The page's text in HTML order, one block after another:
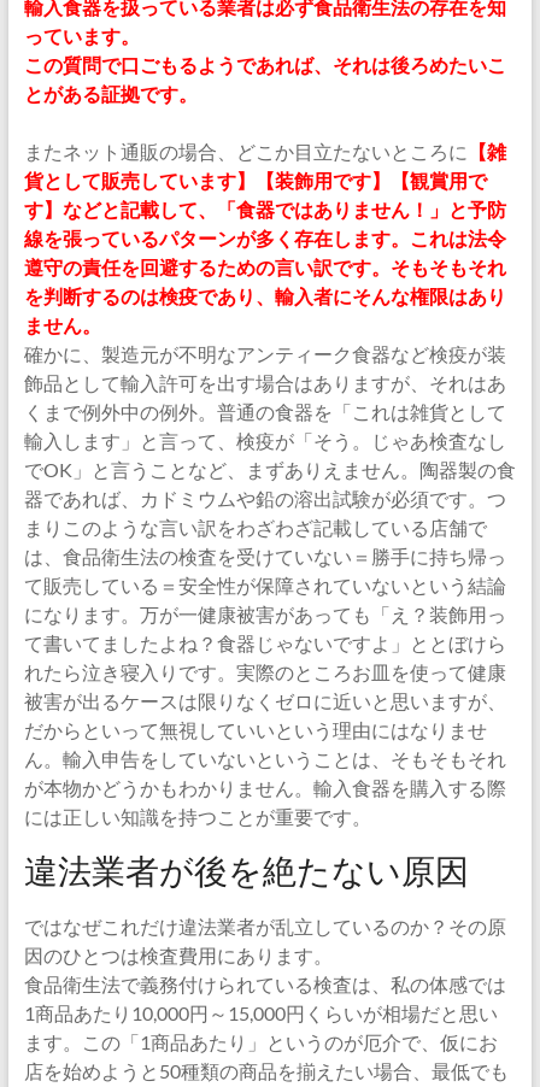
輸入食器を扱っている業者は必ず食品衛生法の存在を知
っています。
この質問で口ごもるようであれば、それは後ろめたいこ
とがある証拠です。
またネット通販の場合、どこか目立たないところに 【雑
貨として販売しています】【装飾用です】【観賞用で
す】などと記載して、「食器ではありません！」と予防
線を張っているパターンが多く存在します。これは法令
遵守の責任を回避するための言い訳です。そもそもそれ
を判断するのは検疫であり、輸入者にそんな権限はあり
ません。
確かに、製造元が不明なアンティーク食器など検疫が装
飾品として輸入許可を出す場合はありますが、それはあ
くまで例外中の例外。普通の食器を「これは雑貨として
輸入します」と言って、検疫が「そう。じゃあ検査なし
でOK」と言うことなど、まずありえません。陶器製の食
器であれば、カドミウムや鉛の溶出試験が必須です。つ
まりこのような言い訳をわざわざ記載している店舗で
は、食品衛生法の検査を受けていない＝勝手に持ち帰っ
て販売している＝安全性が保障されていないという結論
になります。万が一健康被害があっても「え？装飾用っ
て書いてましたよね？食器じゃないですよ」ととぼけら
れたら泣き寝入りです。実際のところお皿を使って健康
被害が出るケースは限りなくゼロに近いと思いますが、
だからといって無視していいという理由にはなりませ
ん。輸入申告をしていないということは、そもそもそれ
が本物かどうかもわかりません。輸入食器を購入する際
には正しい知識を持つことが重要です。
違法業者が後を絶たない原因
ではなぜこれだけ違法業者が乱立しているのか？その原
因のひとつは検査費用にあります。
食品衛生法で義務付けられている検査は、私の体感では
1商品あたり10,000円～15,000円くらいが相場だと思い
ます。この「1商品あたり」というのが厄介で、仮にお
店を始めようと50種類の商品を揃えたい場合、最低でも